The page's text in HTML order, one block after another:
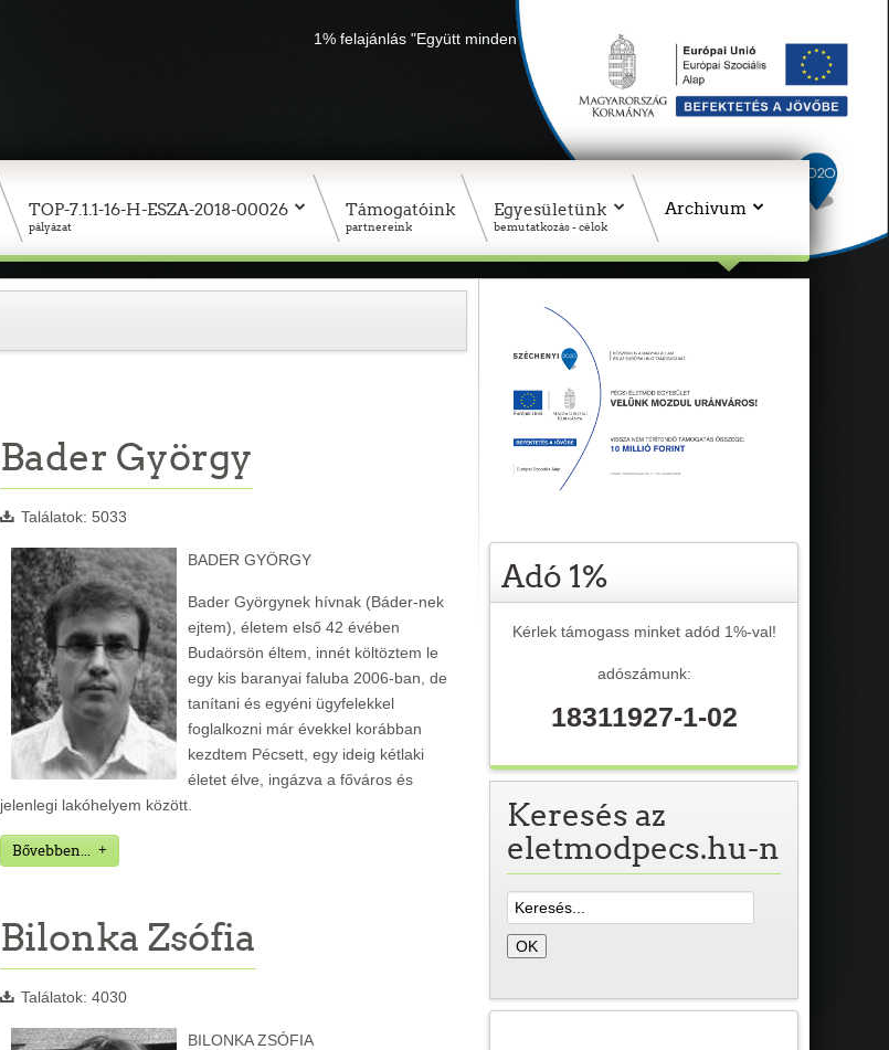
1% felajánlás "Együtt minden sikerül" Adószámunk: 18311927-1-02
TOP-7.1.1-16-H-ESZA-2018-00026
pályázat
Támogatóink
partnereink
Egyesületünk
bemutatkozás - célok
Archivum
Bader György
Találatok: 5033
BADER GYÖRGY
Bader Györgynek hívnak (Báder-nek
ejtem), életem első 42 évében
Budaörsön éltem, innét költöztem le
egy kis baranyai faluba 2006-ban, de
tanítani és egyéni ügyfelekkel
foglalkozni már évekkel korábban
kezdtem Pécsett, egy ideig kétlaki
életet élve, ingázva a főváros és
jelenlegi lakóhelyem között.
Bővebben...
Bilonka Zsófia
Találatok: 4030
BILONKA ZSÓFIA
Adó 1%
Kérlek támogass minket adód 1%-val!
adószámunk:
18311927-1-02
Keresés az
eletmodpecs.hu-n